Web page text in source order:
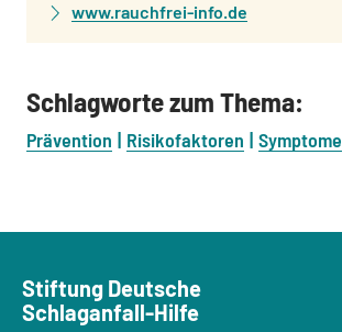
www.rauchfrei-info.de
Schlagworte zum Thema:
Prävention Risikofaktoren Symptome
Stiftung Deutsche
Schlaganfall-Hilfe